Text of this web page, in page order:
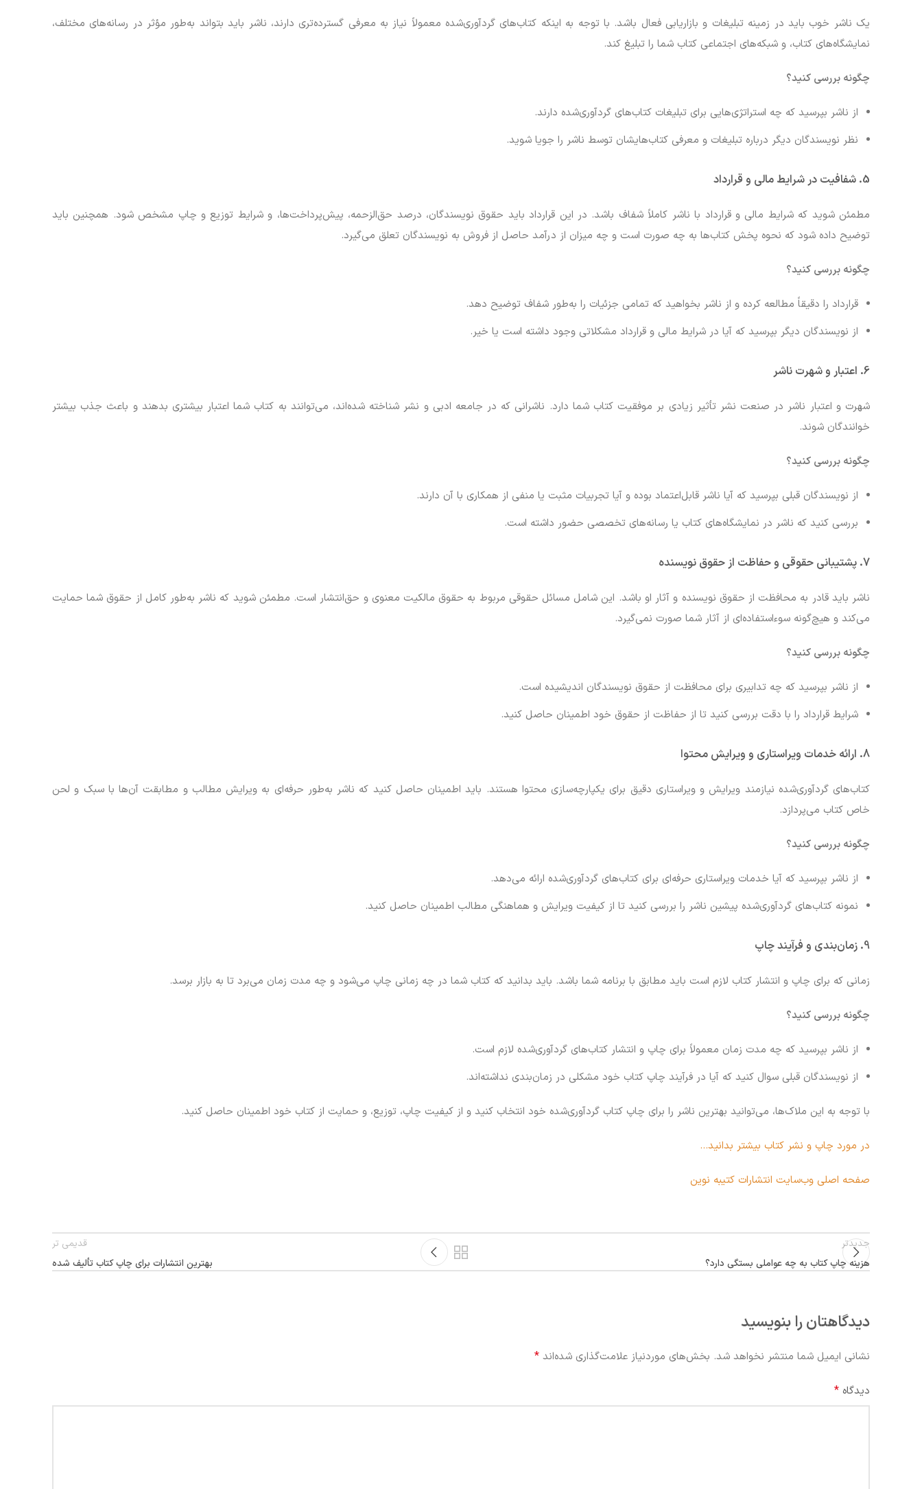
یک ناشر خوب باید در زمینه تبلیغات و بازاریابی فعال باشد. با توجه به اینکه کتاب‌های گردآوری‌شده معمولاً نیاز به معرفی گسترده‌تری دارند، ناشر باید بتواند به‌طور مؤثر در رسانه‌های مختلف،
نمایشگاه‌های کتاب، و شبکه‌های اجتماعی کتاب شما را تبلیغ کند.
چگونه بررسی کنید؟
از ناشر بپرسید که چه استراتژی‌هایی برای تبلیغات کتاب‌های گردآوری‌شده دارند.
نظر نویسندگان دیگر درباره تبلیغات و معرفی کتاب‌هایشان توسط ناشر را جویا شوید.
5. شفافیت در شرایط مالی و قرارداد
مطمئن شوید که شرایط مالی و قرارداد با ناشر کاملاً شفاف باشد. در این قرارداد باید حقوق نویسندگان، درصد حق‌الزحمه، پیش‌پرداخت‌ها، و شرایط توزیع و چاپ مشخص شود. همچنین باید
توضیح داده شود که نحوه پخش کتاب‌ها به چه صورت است و چه میزان از درآمد حاصل از فروش به نویسندگان تعلق می‌گیرد.
چگونه بررسی کنید؟
قرارداد را دقیقاً مطالعه کرده و از ناشر بخواهید که تمامی جزئیات را به‌طور شفاف توضیح دهد.
از نویسندگان دیگر بپرسید که آیا در شرایط مالی و قرارداد مشکلاتی وجود داشته است یا خیر.
6. اعتبار و شهرت ناشر
شهرت و اعتبار ناشر در صنعت نشر تأثیر زیادی بر موفقیت کتاب شما دارد. ناشرانی که در جامعه ادبی و نشر شناخته شده‌اند، می‌توانند به کتاب شما اعتبار بیشتری بدهند و باعث جذب بیشتر
خوانندگان شوند.
چگونه بررسی کنید؟
از نویسندگان قبلی بپرسید که آیا ناشر قابل‌اعتماد بوده و آیا تجربیات مثبت یا منفی از همکاری با آن دارند.
بررسی کنید که ناشر در نمایشگاه‌های کتاب یا رسانه‌های تخصصی حضور داشته است.
7. پشتیبانی حقوقی و حفاظت از حقوق نویسنده
ناشر باید قادر به محافظت از حقوق نویسنده و آثار او باشد. این شامل مسائل حقوقی مربوط به حقوق مالکیت معنوی و حق‌انتشار است. مطمئن شوید که ناشر به‌طور کامل از حقوق شما حمایت
می‌کند و هیچ‌گونه سوءاستفاده‌ای از آثار شما صورت نمی‌گیرد.
چگونه بررسی کنید؟
از ناشر بپرسید که چه تدابیری برای محافظت از حقوق نویسندگان اندیشیده است.
شرایط قرارداد را با دقت بررسی کنید تا از حفاظت از حقوق خود اطمینان حاصل کنید.
8. ارائه خدمات ویراستاری و ویرایش محتوا
کتاب‌های گردآوری‌شده نیازمند ویرایش و ویراستاری دقیق برای یکپارچه‌سازی محتوا هستند. باید اطمینان حاصل کنید که ناشر به‌طور حرفه‌ای به ویرایش مطالب و مطابقت آن‌ها با سبک و لحن
خاص کتاب می‌پردازد.
چگونه بررسی کنید؟
از ناشر بپرسید که آیا خدمات ویراستاری حرفه‌ای برای کتاب‌های گردآوری‌شده ارائه می‌دهد.
نمونه کتاب‌های گردآوری‌شده پیشین ناشر را بررسی کنید تا از کیفیت ویرایش و هماهنگی مطالب اطمینان حاصل کنید.
9. زمان‌بندی و فرآیند چاپ
زمانی که برای چاپ و انتشار کتاب لازم است باید مطابق با برنامه شما باشد. باید بدانید که کتاب شما در چه زمانی چاپ می‌شود و چه مدت زمان می‌برد تا به بازار برسد.
چگونه بررسی کنید؟
از ناشر بپرسید که چه مدت زمان معمولاً برای چاپ و انتشار کتاب‌های گردآوری‌شده لازم است.
از نویسندگان قبلی سوال کنید که آیا در فرآیند چاپ کتاب خود مشکلی در زمان‌بندی نداشته‌اند.
با توجه به این ملاک‌ها، می‌توانید بهترین ناشر را برای چاپ کتاب گردآوری‌شده خود انتخاب کنید و از کیفیت چاپ، توزیع، و حمایت از کتاب خود اطمینان حاصل کنید.
در مورد چاپ و نشر کتاب بیشتر بدانید…
صفحه اصلی وب‌سایت انتشارات کتیبه نوین
جدیدتر
هزینه چاپ کتاب به چه عواملی بستگی دارد؟
قدیمی تر
بهترین انتشارات برای چاپ کتاب تألیف شده
دیدگاهتان را بنویسید
نشانی ایمیل شما منتشر نخواهد شد. بخش‌های موردنیاز علامت‌گذاری شده‌اند *
دیدگاه *